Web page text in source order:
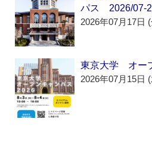
パス 2026/07-
2026年07月17日
東京大学 オー
2026年07月15日